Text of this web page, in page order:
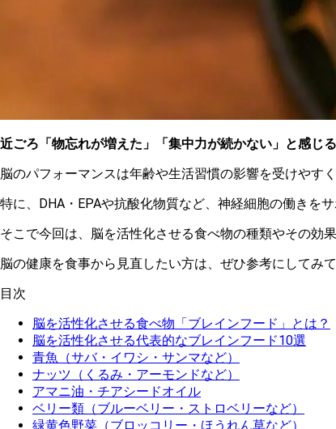
近ごろ「物忘れが増えた」「集中力が続かない」と感じ
脳のパフォーマンスは年齢や生活習慣の影響を受けやす
特に、DHA・EPAや抗酸化物質など、神経細胞の働きを
そこで今回は、脳を活性化させる食べ物の種類やその効
脳の健康を食事から見直したい方は、ぜひ参考にしてみて
目次
脳を活性化させる食べ物「ブレインフード」とは？
脳を活性化させる代表的なブレインフード10選
青魚（サバ・イワシ・サンマなど）
ナッツ（くるみ・アーモンドなど）
アマニ油・チアシードオイル
ベリー類（ブルーベリー・ストロベリーなど）
緑黄色野菜（ブロッコリー・ほうれん草など）